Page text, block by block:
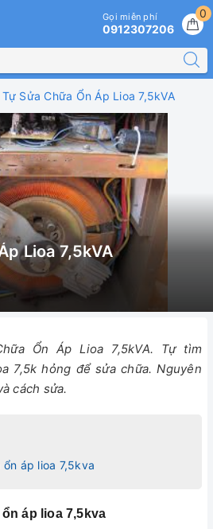
0
Gọi miễn phí
0912307206
Tự Sửa Chữa Ổn Áp Lioa 7,5kVA
Lioa 7,5kVA
Ổn Áp Lioa 7,5kVA. Tự tìm
7,5k hỏng để sửa chữa. Nguyên
cách sửa.
áp lioa 7,5kva
áp lioa 7,5kva